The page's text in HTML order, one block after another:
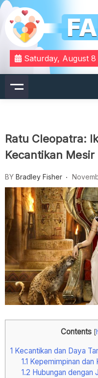
Skip
content
Familyfx
Your Daily Dose of
Saturday, August 8
Ratu Cleopatra:
Kecantikan Mesir
BY Bradley Fisher
Contents [
1 Kecantikan dan Daya
1.1 Kepemimpinan dan
1.2 Hubungan dengan